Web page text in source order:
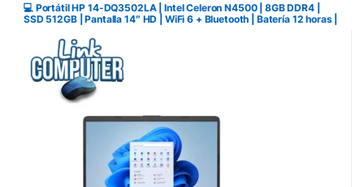
💻 Portátil HP 14-DQ3502LA | Intel Celeron N4500 | 8GB DDR4 |
SSD 512GB | Pantalla 14″ HD | WiFi 6 + Bluetooth | Batería 12 horas |